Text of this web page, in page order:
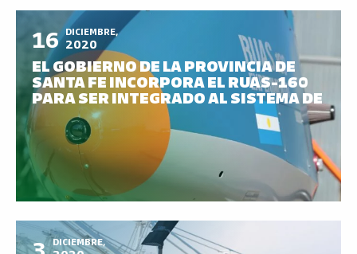
16 DICIEMBRE,
2020
EL GOBIERNO DE LA PROVINCIA DE
SANTA FE INCORPORA EL RUAS-160
PARA SER INTEGRADO AL SISTEMA DE
SEGURIDAD
DICIEMBRE,